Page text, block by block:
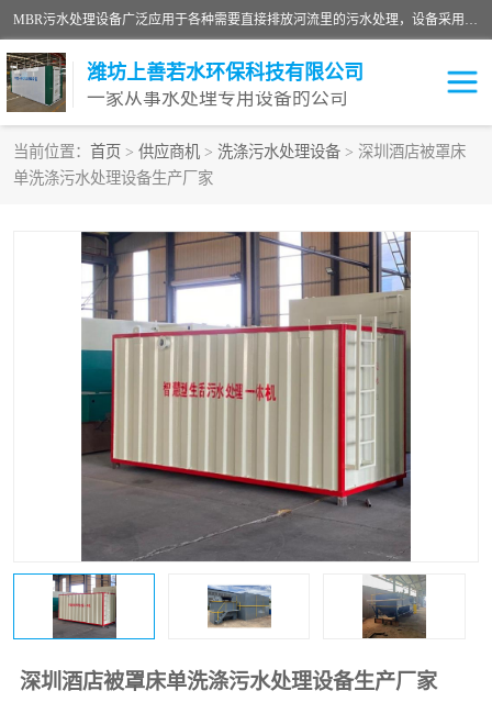
MBR污水处理设备广泛应用于各种需要直接排放河流里的污水处理，设备采用膜生物反应器（Membrane Bioreactor,简称MBR〕技术，取代了传统工艺中的二沉池，它可以*地进行固液分离，得到直接使用的稳定中水，又可在生物池内维持高浓度的微生物量，工艺剩余污泥少，极有效地去除氨氮，出水悬浮物和浊度接近于零，出水中细菌和病毒被大幅度去除，能耗低，占地面积小。
潍坊上善若水环保科技有限公司
一家从事水处理专用设备的公司
当前位置： 首页 > 供应商机 > 洗涤污水处理设备 > 深圳酒店被罩床
单洗涤污水处理设备生产厂家
深圳酒店被罩床单洗涤污水处理设备生产厂家
污水处理设备
生活污水处理设备 油墨污水处理设备
洗涤污水处理设备 实验室污水处理设备
诊所门诊污水处理设备 臭氧消毒设备
养殖污水处理设备 屠宰污水处理设备
一体化污水处理设备 食品制造业污水处理设备